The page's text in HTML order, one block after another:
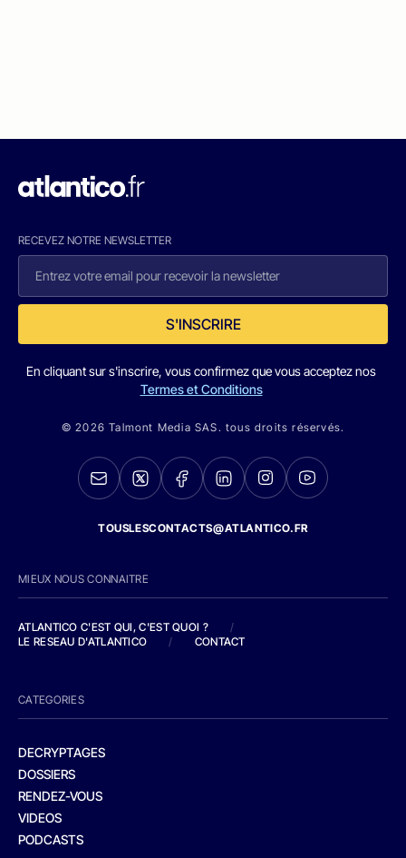
RECEVEZ NOTRE NEWSLETTER
S'INSCRIRE
En cliquant sur s'inscrire, vous confirmez que vous acceptez nos
Termes et Conditions
© 2026 Talmont Media SAS. tous droits réservés.
TOUSLESCONTACTS@ATLANTICO.FR
MIEUX NOUS CONNAITRE
ATLANTICO C'EST QUI, C'EST QUOI ?
/
LE RESEAU D'ATLANTICO
/ CONTACT
CATEGORIES
DECRYPTAGES
DOSSIERS
RENDEZ-VOUS
VIDEOS
PODCASTS